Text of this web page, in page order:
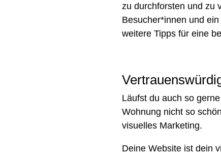
zu durchforsten und zu
Besucher*innen und
weitere Tipps für eine
Läufst du auch so
Wohnung nicht so
visuelles Marketing.
Deine Website ist dein